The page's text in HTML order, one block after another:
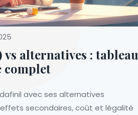
alternatives : tableau
complet
avec ses alternatives
secondaires, coût et légalité